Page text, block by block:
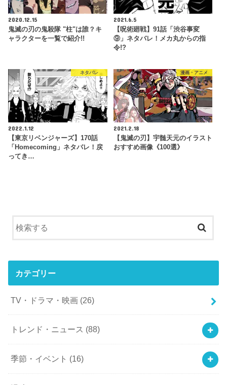
2020.12.15
鬼滅の刃の鬼殺隊 "柱"は誰？キ
ャラクターを一覧で紹介!!
2021.6.5
【呪術廻戦】91話「渋谷事変
⑨」ネタバレ！メカ丸からの指
令!?
ネタバレ
2022.1.12
【東京リベンジャーズ】170話
「Homecoming」ネタバレ！戻
ってき…
漫画・アニメ
2021.2.18
【鬼滅の刃】宇髄天元のイラスト
おすすめ画像《100選》
カテゴリー
TV・ドラマ・映画 (26)
トレンド・ニュース (88)
季節・イベント (16)